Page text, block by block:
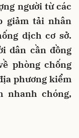
người từ các
giảm tải nhân
dịch cơ sở.
dân cần đồng
phòng chống
phương kiểm
nhanh chóng,